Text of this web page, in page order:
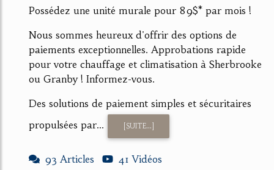
Possédez une unité murale pour 89$* par mois !
Nous sommes heureux d'offrir des options de
paiements exceptionnelles. Approbations rapide
pour votre chauffage et climatisation à Sherbrooke
ou Granby ! Informez-vous.
Des solutions de paiement simples et sécuritaires
propulsées par...
[SUITE...]
93 Articles 41 Vidéos